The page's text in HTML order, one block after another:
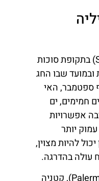
מזג האוויר בסיציליה (Sicily) בתקופת סוכות
שבו החג
ספטמבר, האי
חמימים, ים
אפשרויות
יותר
להיות מצוין,
עולה בהדרגה.
באזורי החוף כמו פלרמו (Palermo), קטניה